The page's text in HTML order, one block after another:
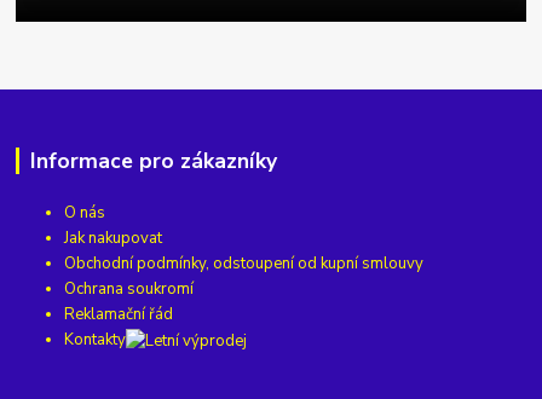
Informace pro zákazníky
O nás
Jak nakupovat
Obchodní podmínky, odstoupení od kupní smlouvy
Ochrana soukromí
Reklamační řád
Kontakty